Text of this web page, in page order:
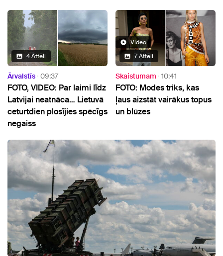
4 Attēli
Ārvalstīs 09:37
FOTO, VIDEO: Par laimi līdz
Latvijai neatnāca… Lietuvā
ceturtdien plosījies spēcīgs
negaiss
Video
7 Attēli
Skaistumam 10:41
FOTO: Modes triks, kas
ļaus aizstāt vairākus topus
un blūzes